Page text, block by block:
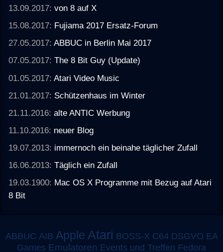
13.09.2017:von 8 auf X
15.08.2017: Fujiama 2017 Ersatz-Forum
27.05.2017:ABBUC in Berlin Mai 2017
07.05.2017:The 8 Bit Guy (Update)
01.05.2017:Atari Video Music
21.01.2017: Schützenhaus im Winter
21.11.2016:alte ANTIC Werbung
11.10.2016: neuer Blog
19.07.2013: immernoch ein beinahe täglicher Zufall
16.06.2013:Täglich ein Zufall
19.03.1900: Mac OS X Programme mit Bezug auf Atari
8 Bit
ABBUC AIB Apple Atari BOSS-X C64 DSGVO EA
Games Emulatoren Events und Treffen Fedora